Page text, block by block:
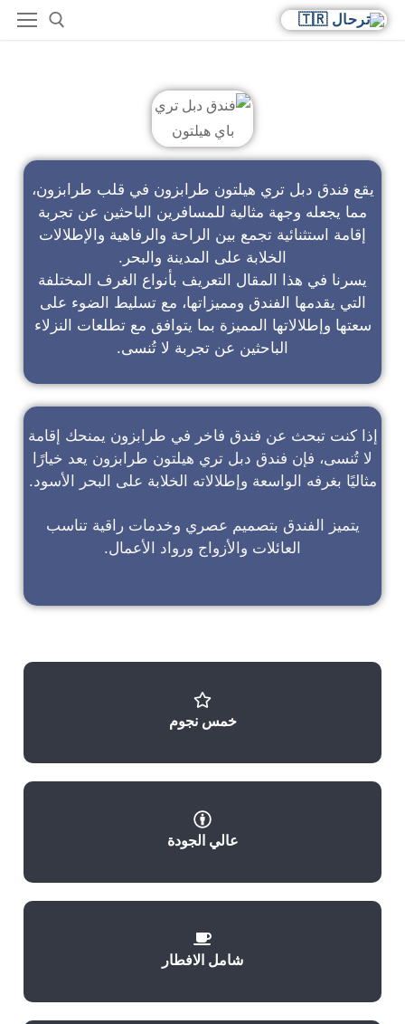
يقع فندق دبل تري هيلتون طرابزون في قلب طرابزون،
مما يجعله وجهة مثالية للمسافرين الباحثين عن تجربة
إقامة استثنائية تجمع بين الراحة والرفاهية والإطلالات
الخلابة على المدينة والبحر.
يسرنا في هذا المقال التعريف بأنواع الغرف المختلفة
التي يقدمها الفندق ومميزاتها، مع تسليط الضوء على
سعتها وإطلالاتها المميزة بما يتوافق مع تطلعات النزلاء
الباحثين عن تجربة لا تُنسى.
إذا كنت تبحث عن فندق فاخر في طرابزون يمنحك إقامة
لا تُنسى، فإن فندق دبل تري هيلتون طرابزون يعد خيارًا
مثاليًا بغرفه الواسعة وإطلالاته الخلابة على البحر الأسود.
يتميز الفندق بتصميم عصري وخدمات راقية تناسب
العائلات والأزواج ورواد الأعمال.
خمس نجوم
عالي الجودة
شامل الافطار